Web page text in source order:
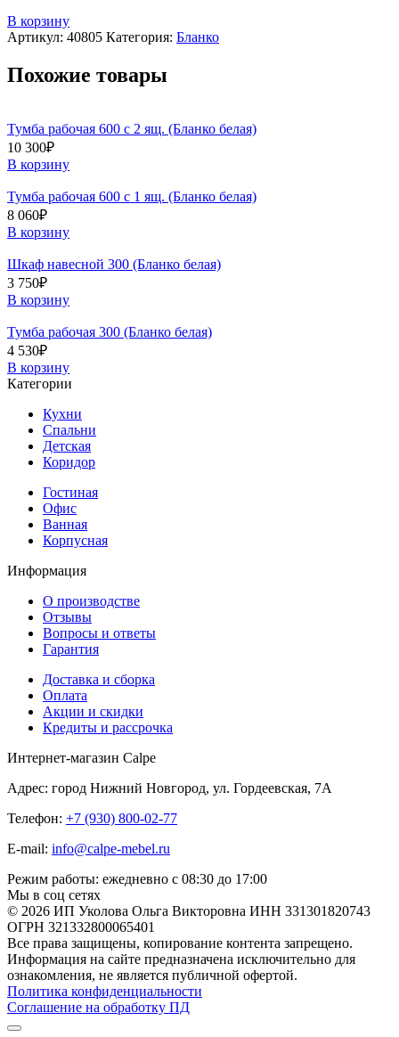
В корзину
Артикул: 40805 Категория: Бланко
Похожие товары
Тумба рабочая 600 с 2 ящ. (Бланко белая)
10 300₽
В корзину
Тумба рабочая 600 с 1 ящ. (Бланко белая)
8 060₽
В корзину
Шкаф навесной 300 (Бланко белая)
3 750₽
В корзину
Тумба рабочая 300 (Бланко белая)
4 530₽
В корзину
Категории
Кухни
Спальни
Детская
Коридор
Гостиная
Офис
Ванная
Корпусная
Информация
О производстве
Отзывы
Вопросы и ответы
Гарантия
Доставка и сборка
Оплата
Акции и скидки
Кредиты и рассрочка
Интернет-магазин Calpe
Адрес: город Нижний Новгород, ул. Гордеевская, 7А
Телефон: +7 (930) 800-02-77
E-mail: info@calpe-mebel.ru
Режим работы: ежедневно с 08:30 до 17:00
Мы в соц сетях
© 2026 ИП Уколова Ольга Викторовна ИНН 331301820743
ОГРН 321332800065401
Все права защищены, копирование контента запрещено.
Информация на сайте предназначена исключительно для
ознакомления, не является публичной офертой.
Политика конфиденциальности
Соглашение на обработку ПД